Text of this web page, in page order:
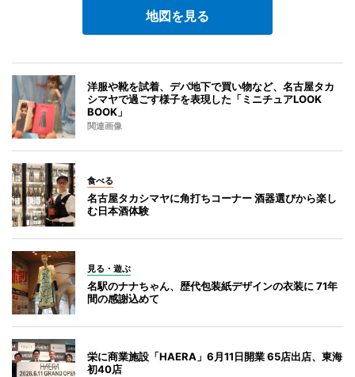
地図を見る
洋服や靴を試着、デパ地下で買い物など、名古屋タカ
シマヤで過ごす様子を表現した「ミニチュアLOOK
BOOK」
関連画像
食べる
名古屋タカシマヤに角打ちコーナー 酒器選びから楽し
む日本酒体験
見る・遊ぶ
名駅のナナちゃん、歴代包装紙デザインの衣装に 71年
間の感謝込めて
栄に商業施設「HAERA」6月11日開業 65店出店、東海
初40店